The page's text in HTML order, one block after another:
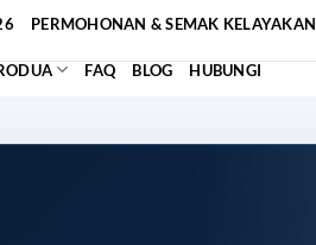
PERMOHONAN & SEMAK KELAYAKAN
FAQ BLOG HUBUNGI